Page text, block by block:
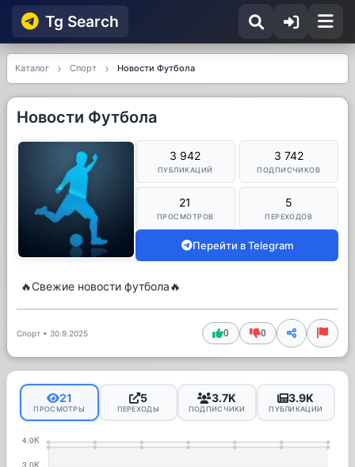
Tg Searсh
Каталог Спорт Новости Футбола
Новости Футбола
3 942
ПУБЛИКАЦИЙ
3 742
ПОДПИСЧИКОВ
21
ПРОСМОТРОВ
5
ПЕРЕХОДОВ
Перейти в Telegram
🔥Свежие новости футбола🔥
Спорт • 30.9.2025 0 0
21
ПРОСМОТРЫ
5
ПЕРЕХОДЫ
3.7K
ПОДПИСЧИКИ
3.9K
ПУБЛИКАЦИИ